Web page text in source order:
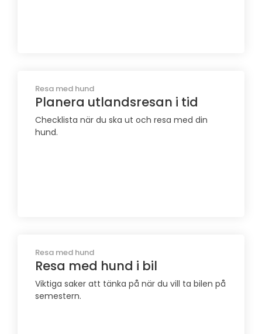
Resa med hund
Planera utlandsresan i tid
Checklista när du ska ut och resa med din
hund.
Resa med hund
Resa med hund i bil
Viktiga saker att tänka på när du vill ta bilen på
semestern.